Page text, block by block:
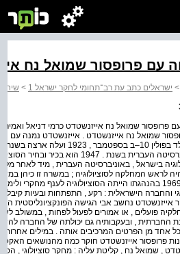
עם פרופסור שמואל נח
> ישראלים כתב עת רב־תחומי לחקר ישראל 1 >
פרופסור שמואל נח אייזנשטדט כרמי דניאל ואמיר
שמואל נח אייזנשטדט . אייזנשטדט נמנה עם
האוניברסיטה העברית בשנת .
בישראל , באוניברסיטה העברית , מיד לאחר
לראש המחלקה לסוציולוגיה ; במשרה זו כיהן
שנת . 1969 בהנהגתו הייתה הסוציולוגיה לענף
והחברה הישראלית : רקע , התפתחות ובעיות
אייזנשטדט נחשב אבי הגישה הפונקציונליסטית
פועלים , או אמורים לפעול לפחות , במשולב
החברתית , ובעקבותיה גם יכולתה של החברה
כל אחד מן הפרטים המרכיבים אותה . במילים אחרות ,